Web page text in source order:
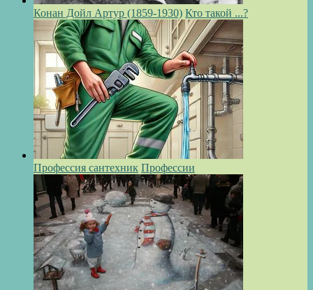
Конан Дойл Артур (1859-1930) Кто такой ...?
Профессия сантехник Профессии